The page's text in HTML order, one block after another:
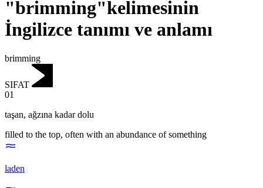
"brimming"kelimesinin
İngilizce tanımı ve anlamı
brimming
SIFAT
01
taşan, ağzına kadar dolu
filled to the top, often with an abundance of something
laden